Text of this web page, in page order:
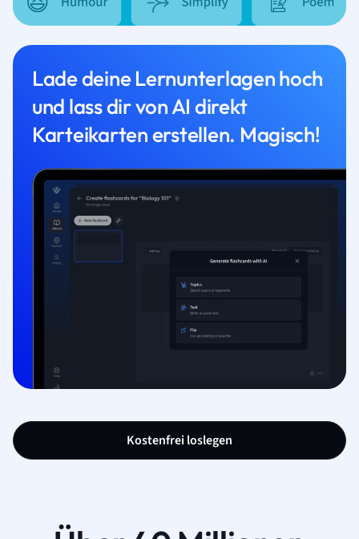
Lade deine Lernunterlagen hoch
und lass dir von AI direkt
Karteikarten erstellen. Magisch!
Kostenfrei loslegen